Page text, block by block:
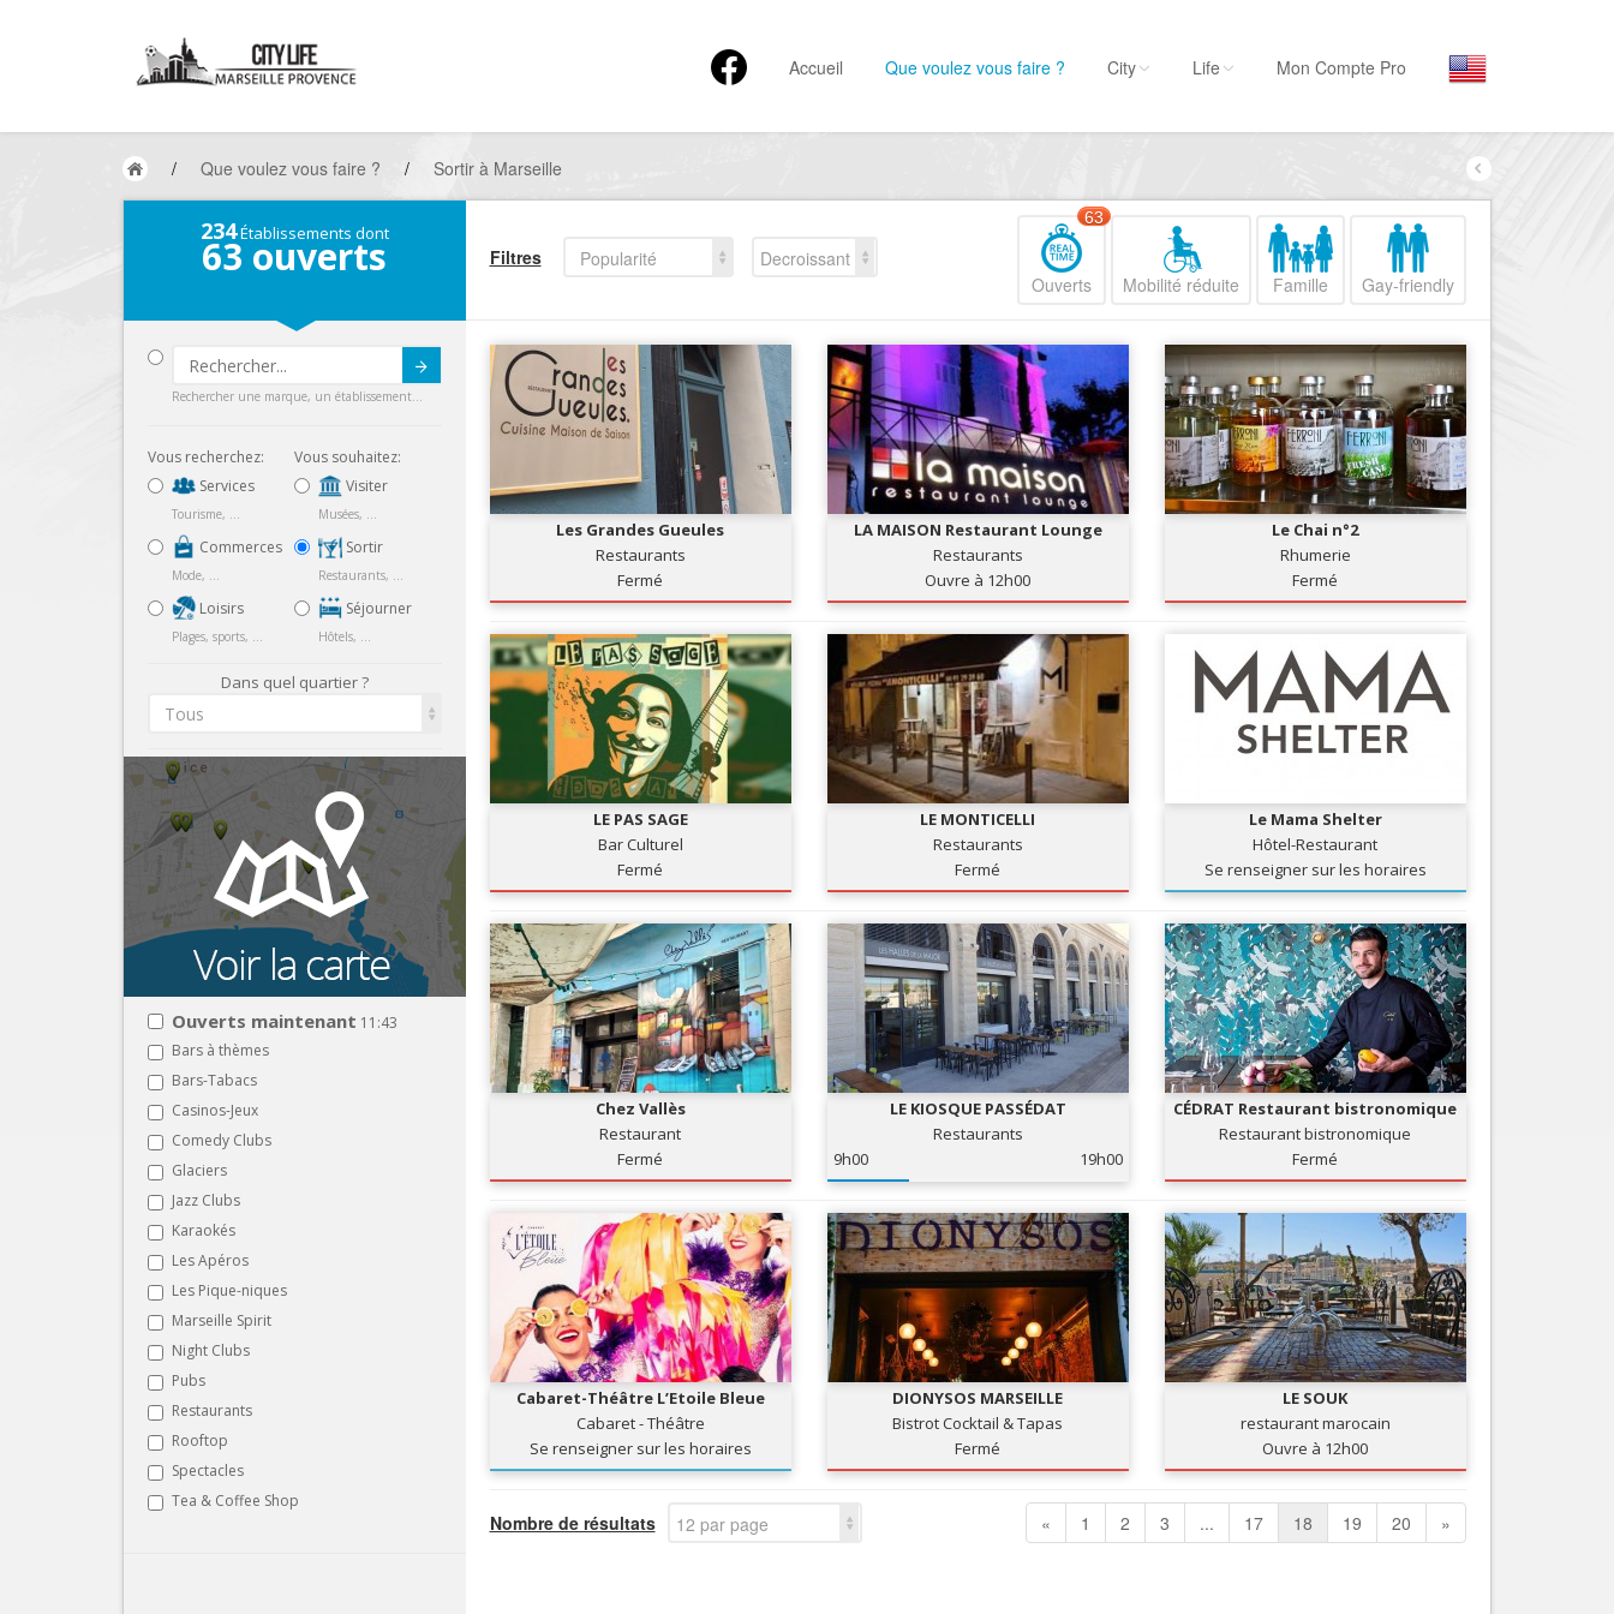
Accueil Que voulez vous faire ?
Hôtels, ...
Visiter
Sortir
Restaurants, ...
Commerces
Mode, ...
Loisirs
Tourisme, ...
City Life Mon Compte Pro
/ Que voulez vous faire ? / Sortir à Marseille
234Établissements dont
63 ouverts
Rechercher une marque, un établissement...
Vous recherchez:
Services
Tourisme, ...
Commerces
Mode, ...
Loisirs
Plages, sports, ...
Vous souhaitez:
Visiter
Musées, ...
Sortir
Restaurants, ...
Séjourner
Hôtels, ...
Dans quel quartier ?
Tous
Ouverts maintenant 11:43
Bars à thèmes
Bars-Tabacs
Casinos-Jeux
Comedy Clubs
Glaciers
Jazz Clubs
Karaokés
Les Apéros
Les Pique-niques
Marseille Spirit
Night Clubs
Pubs
Restaurants
Rooftop
Spectacles
Tea & Coffee Shop
Filtres Popularité
Decroissant
Ouverts
63
Mobilité réduite Famille Gay-friendly
Les Grandes Gueules
Restaurants
Fermé
LA MAISON Restaurant Lounge
Restaurants
Ouvre à 12h00
Le Chai n°2
Rhumerie
Fermé
LE PAS SAGE
Bar Culturel
Fermé
LE MONTICELLI
Restaurants
Fermé
Le Mama Shelter
Hôtel-Restaurant
Se renseigner sur les horaires
Chez Vallès
Restaurant
Fermé
LE KIOSQUE PASSÉDAT
Restaurants
9h00
19h00
CÉDRAT Restaurant bistronomique
Restaurant bistronomique
Fermé
Cabaret-Théâtre L’Etoile Bleue
Cabaret - Théâtre
Se renseigner sur les horaires
DIONYSOS MARSEILLE
Bistrot Cocktail & Tapas
Fermé
LE SOUK
restaurant marocain
Ouvre à 12h00
Nombre de résultats 12 par page « 1 2 3 ... 17 18 19 20 »